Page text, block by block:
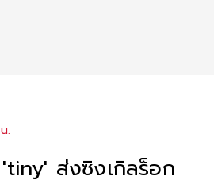
.
ส่งซิงเกิลร็อก